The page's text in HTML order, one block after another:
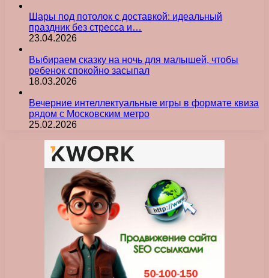
Шары под потолок с доставкой: идеальный
праздник без стресса и…
23.04.2026
Выбираем сказку на ночь для малышей, чтобы
ребенок спокойно засыпал
18.03.2026
Вечерние интеллектуальные игры в формате квиза
рядом с Московским метро
25.02.2026